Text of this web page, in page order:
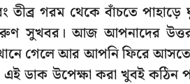
গরম থেকে বাঁচতে পাহাড়ে
সুখবর। আজ আপনাদের
গেলে আর আপনি ফিরে
ডাক উপেক্ষা করা খুবই কঠিন